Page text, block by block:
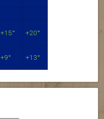
+15° +20°
+9° +13°